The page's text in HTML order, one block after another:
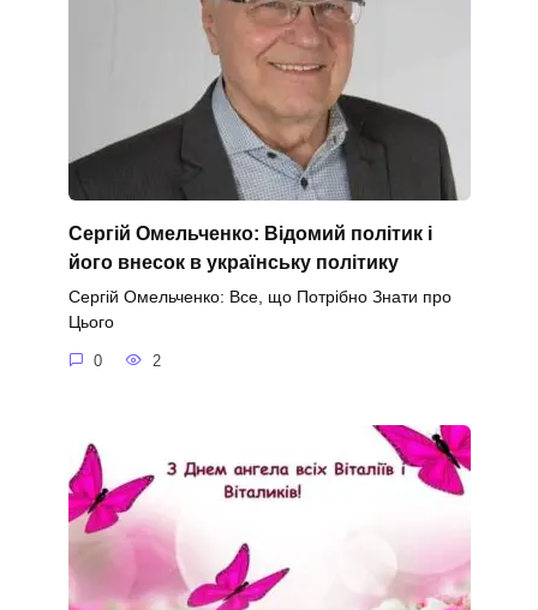
Сергій Омельченко: Відомий політик і
його внесок в українську політику
Сергій Омельченко: Все, що Потрібно Знати про
Цього
0 2